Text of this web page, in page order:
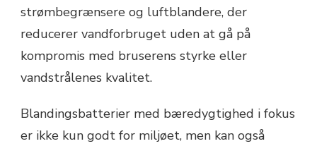
strømbegrænsere og luftblandere, der
reducerer vandforbruget uden at gå på
kompromis med bruserens styrke eller
vandstrålenes kvalitet.
Blandingsbatterier med bæredygtighed i fokus
er ikke kun godt for miljøet, men kan også